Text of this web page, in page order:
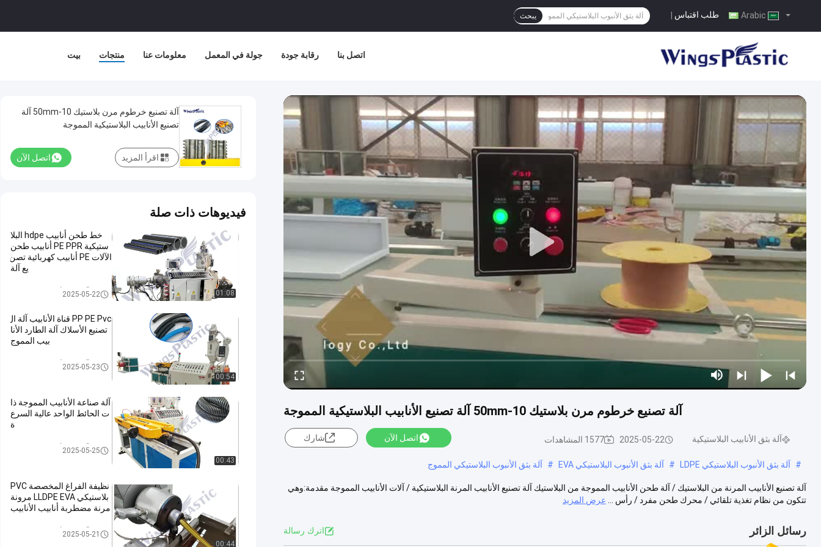
طلب اقتباس يبحث
بيت منتجات معلومات عنا جولة في المعمل رقابة جودة اتصل بنا
آلة تصنيع خرطوم مرن بلاستيك 10-50mm آلة تصنيع الأنابيب البلاستيكية المموجة
آلة بثق الأنابيب البلاستيكية 2025-05-22 1577 المشاهدات اتصل الآن شارك
# آلة بثق الأنبوب البلاستيكي LDPE # آلة بثق الأنبوب البلاستيكي EVA # آلة بثق الأنبوب البلاستيكي المموج
آلة تصنيع الأنابيب المرنة من البلاستيك / آلة طحن الأنابيب المموجة من البلاستيك آلة تصنيع الأنابيب المرنة البلاستيكية / آلات الأنابيب المموجة مقدمة:وهي
تتكون من نظام تغذية تلقائي / محرك طحن مفرد / رأس ...
عرض المزيد
رسائل الزائر اترك رسالة
آلة تصنيع خرطوم مرن بلاستيك 10-50mm آلة
تصنيع الأنابيب البلاستيكية المموجة
اتصل الآن اقرأ المزيد
فيديوهات ذات صلة
01:08
خط طحن أنابيب hdpe البلا
ستيكية PE PPR أنابيب طحن
الآلات PE أنابيب كهربائية تصن
يع آلة
آلة بثق الأنابيب البلاستيكية
2025-05-22
00:54
PP PE Pvc قناة الأنابيب آلة ال
تصنيع الأسلاك آلة الطارد الأنا
بيب المموج
آلة بثق الأنابيب البلاستيكية
2025-05-23
00:43
آلة صناعة الأنابيب المموجة ذا
ت الحائط الواحد عالية السرع
ة
آلة بثق الأنابيب البلاستيكية
2025-05-25
00:44
نظيفة الفراغ المخصصة PVC
بلاستيكي LLDPE EVA مرونة
مرنة مضطربة أنابيب الأنابيب
آلة بثق الأنابيب البلاستيكية
2025-05-21